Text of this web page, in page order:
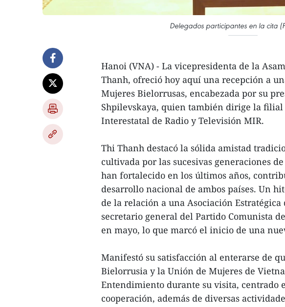
Delegados participantes en la cita
Hanoi (VNA) - La vicepresidenta de la
Thanh, ofreció hoy aquí una recepción a
Mujeres Bielorrusas, encabezada por su
Shpilevskaya, quien también dirige la
Interestatal de Radio y Televisión MIR.
Thi Thanh destacó la sólida amistad
cultivada por las sucesivas generaciones
han fortalecido en los últimos años,
desarrollo nacional de ambos países. Un
de la relación a una Asociación
secretario general del Partido Comunista
en mayo, lo que marcó el inicio de una
Manifestó su satisfacción al enterarse de
Bielorrusia y la Unión de Mujeres de
Entendimiento durante su visita, centrado
cooperación, además de diversas